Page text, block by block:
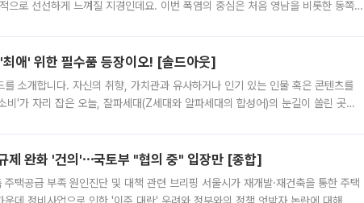
으로 선선하게 느껴질 지경인데요. 이번 폭염의 중심은 처음 영남을 비롯한 동쪽
애' 위한 필수품 등장이오! [솔드아웃]
를 소개합니다. 자신의 취향, 가치관과 유사하거나 인기 있는 인물 혹은 콘텐츠를
'가 자리 잡은 오늘, 잘파세대(Z세대와 알파세대의 합성어)의 눈길이 쏠린 곳은
제 완화 '건의'⋯국토부 "협의 중" 입장만 [종합]
주택공급 부족 원인진단 및 대책 관련 브리핑 서울시가 재개발·재건축을 통한 주택